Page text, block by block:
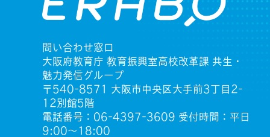
問い合わせ窓口
大阪府教育庁 教育振興室高校改革課 共生・
魅力発信グループ
〒540-8571 大阪市中央区大手前3丁目2-
12別館5階
電話番号：06-4397-3609 受付時間：平日
9:00〜18:00